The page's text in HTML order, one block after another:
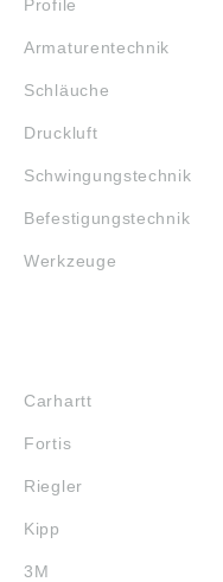
Profile
Armaturentechnik
Schläuche
Druckluft
Schwingungstechnik
Befestigungstechnik
Werkzeuge
Carhartt
Fortis
Riegler
Kipp
3M